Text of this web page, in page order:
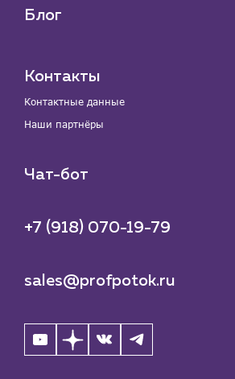
Блог
Контакты
Контактные данные
Наши партнёры
Чат-бот
+7 (918) 070-19-79
sales@profpotok.ru